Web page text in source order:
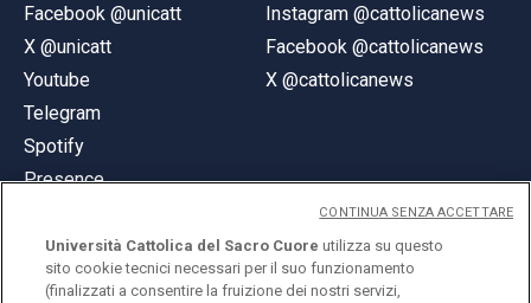
Facebook @unicatt
X @unicatt
Youtube
Telegram
Spotify
Presence
Instagram @cattolicanews
Facebook @cattolicanews
X @cattolicanews
Università Cattolica del Sacro Cuore utilizza su questo
sito cookie tecnici necessari per il suo funzionamento
(finalizzati a consentire la fruizione dei nostri servizi,
CONTINUA SENZA ACCETTARE